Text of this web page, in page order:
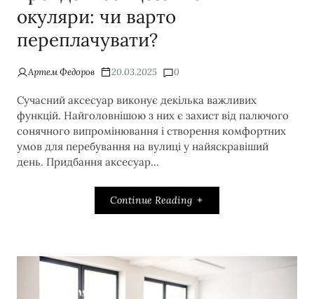
окуляри: чи варто
переплачувати?
Артем Федоров 20.03.2025 0
Сучасний аксесуар виконує декілька важливих
функцій. Найголовнішою з них є захист від палючого
сонячного випромінювання і створення комфортних
умов для перебування на вулиці у найяскравіший
день. Придбання аксесуар...
Continue Reading